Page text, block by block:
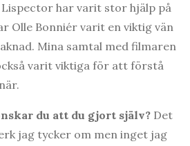
har varit stor hjälp på
Olle Bonniér varit en viktig vän
Mina samtal med filmaren
varit viktiga för att förstå
du att du gjort själv? Det
jag tycker om men inget jag